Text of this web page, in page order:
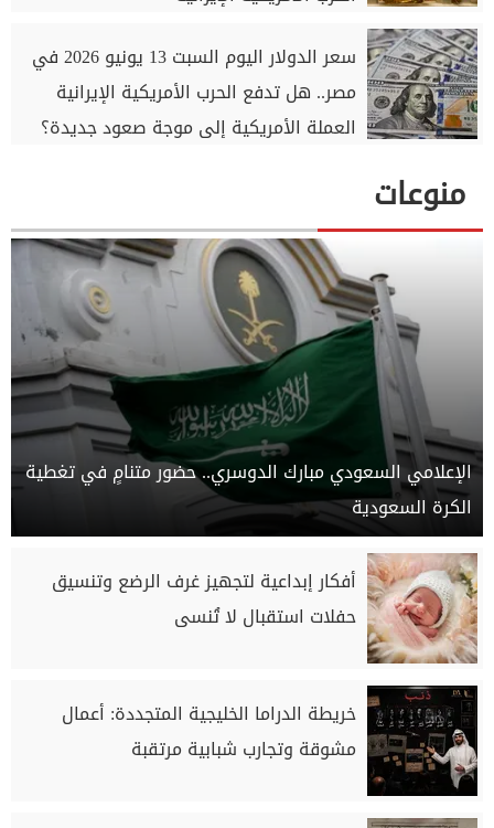
سعر الدولار اليوم السبت 13 يونيو 2026 في
مصر.. هل تدفع الحرب الأمريكية الإيرانية
العملة الأمريكية إلى موجة صعود جديدة؟
منوعات
الإعلامي السعودي مبارك الدوسري.. حضور متنامٍ في تغطية
الكرة السعودية
أفكار إبداعية لتجهيز غرف الرضع وتنسيق
حفلات استقبال لا تُنسى
خريطة الدراما الخليجية المتجددة: أعمال
مشوقة وتجارب شبابية مرتقبة